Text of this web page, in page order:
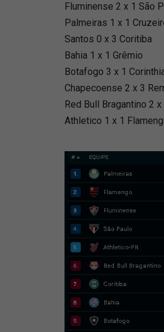
Fluminense 2 x 1 São
Palmeiras 1 x 1
Santos 0 x 3 Coritiba
Bahia 1 x 1 Grêmio
Botafogo 3 x 1
Chapecoense 2 x 3
Red Bull Bragantino 2
Athletico 1 x 1